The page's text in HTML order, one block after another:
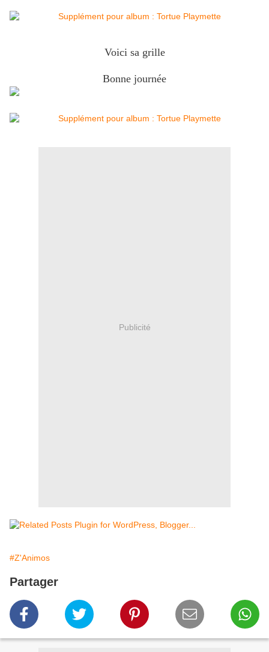
Voici sa grille
Bonne journée
Publicité
#Z'Animos
Partager